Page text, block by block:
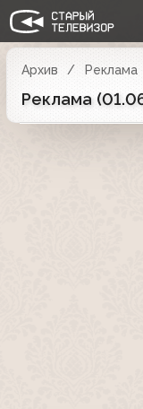
Архив Реклама
Реклама